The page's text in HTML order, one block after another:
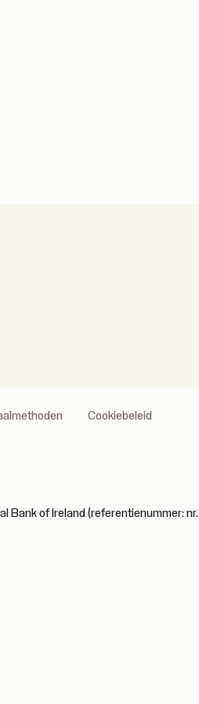
Cookiebeleid
Bank of Ireland (referentienummer: nr.